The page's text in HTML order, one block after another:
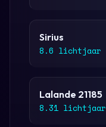
Sirius
8.6 lichtjaar
Lalande 21185
8.31 lichtjaar